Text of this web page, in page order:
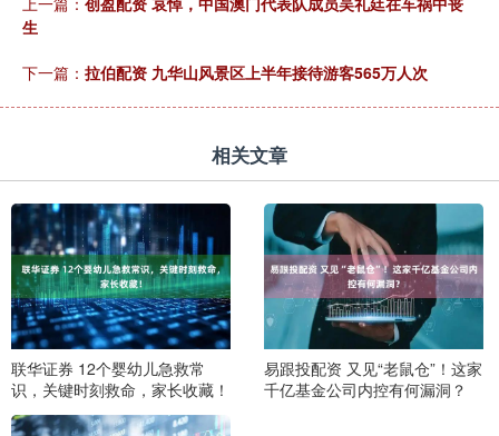
生
下一篇： 拉伯配资 九华山风景区上半年接待游客565万人次
相关文章
联华证券 12个婴幼儿急救常
识，关键时刻救命，家长收藏！
易跟投配资 又见“老鼠仓”！这家
千亿基金公司内控有何漏洞？